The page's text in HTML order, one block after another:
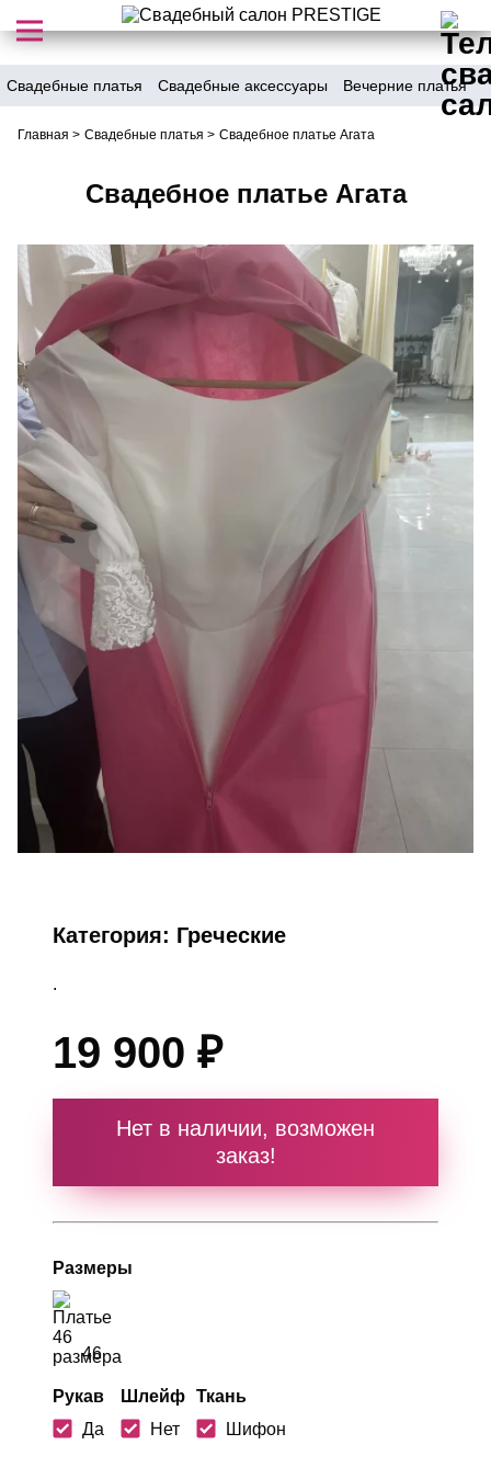
Свадебные платья Свадебные аксессуары Вечерние платья
Главная > Свадебные платья > Свадебное платье Агата
Свадебное платье Агата
Категория: Греческие
.
19 900 ₽
Нет в наличии, возможен
заказ!
Размеры
46
Рукав
Да
Шлейф
Нет
Ткань
Шифон